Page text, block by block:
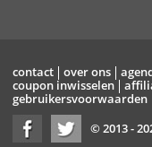
contact over ons
coupon inwisselen
gebruikersvoorwaarden
© 2013 -